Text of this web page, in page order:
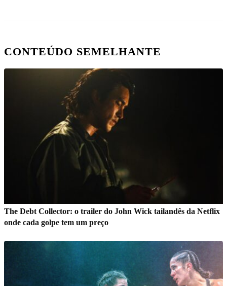
CONTEÚDO SEMELHANTE
The Debt Collector: o trailer do John Wick tailandês da Netflix
onde cada golpe tem um preço